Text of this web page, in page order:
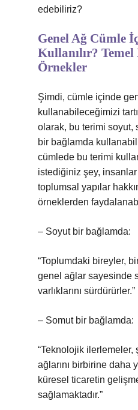
edebiliriz?
Genel Ağ Cümle
Kullanılır?
Örnekler
Şimdi, cümle içinde
kullanabileceğimizi
olarak, bu terimi soyut,
bir bağlamda
cümlede bu terimi
istediğiniz şey,
toplumsal yapılar
örneklerden
– Soyut bir bağlamda:
“Toplumdaki bireyler,
genel ağlar sayesinde
varlıklarını sürdürürler.”
– Somut bir bağlamda:
“Teknolojik ilerlemeler,
ağlarını birbirine daha
küresel ticaretin
sağlamaktadır.”